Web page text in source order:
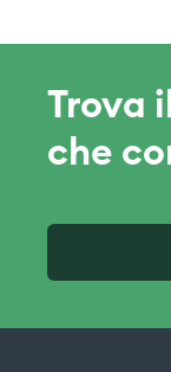
Trova
che